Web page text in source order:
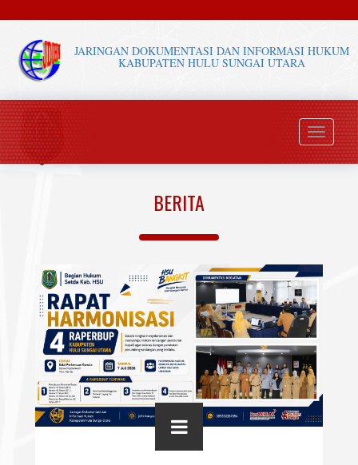
JARINGAN DOKUMENTASI DAN INFORMASI HUKUM
KABUPATEN HULU SUNGAI UTARA
Toggle
BERITA